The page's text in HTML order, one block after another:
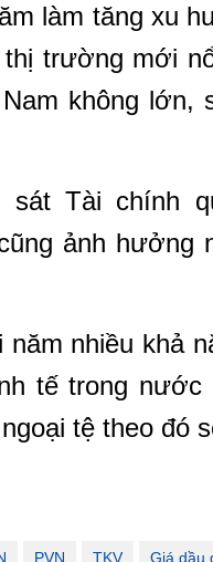
làm tăng xu
trường mới
không lớn,
sát Tài chính
ảnh hưởng
nhiều khả
tế trong nước
tệ theo đó
PVN TKV Giá dầu